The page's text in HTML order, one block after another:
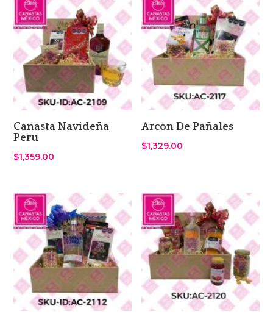
Canasta Navideña
Peru
$1,359.00
Arcon De Pañales
$1,329.00